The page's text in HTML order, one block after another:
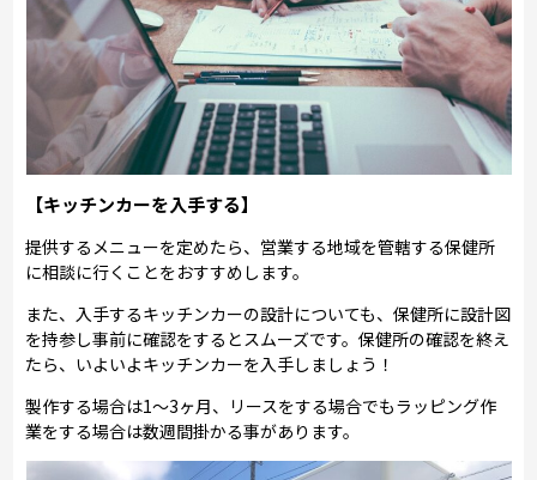
【キッチンカーを入手する】
提供するメニューを定めたら、営業する地域を管轄する保健所
に相談に行くことをおすすめします。
また、入手するキッチンカーの設計についても、保健所に設計図
を持参し事前に確認をするとスムーズです。保健所の確認を終え
たら、いよいよキッチンカーを入手しましょう！
製作する場合は1～3ヶ月、リースをする場合でもラッピング作
業をする場合は数週間掛かる事があります。